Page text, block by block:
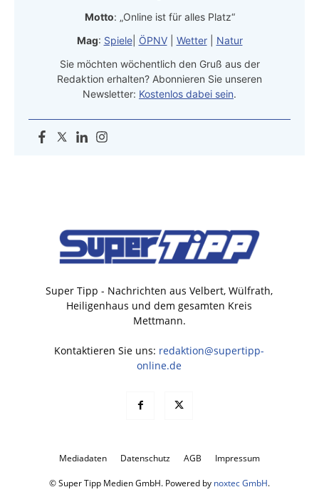
Motto: „Online ist für alles Platz“
Mag: Spiele| ÖPNV| Wetter| Natur
Sie möchten wöchentlich den Gruß aus der
Redaktion erhalten? Abonnieren Sie unseren
Newsletter: Kostenlos dabei sein.
Super Tipp - Nachrichten aus Velbert, Wülfrath,
Heiligenhaus und dem gesamten Kreis
Mettmann.
Kontaktieren Sie uns: redaktion@supertipp-
online.de
Mediadaten Datenschutz AGB Impressum
© Super Tipp Medien GmbH. Powered by noxtec GmbH.